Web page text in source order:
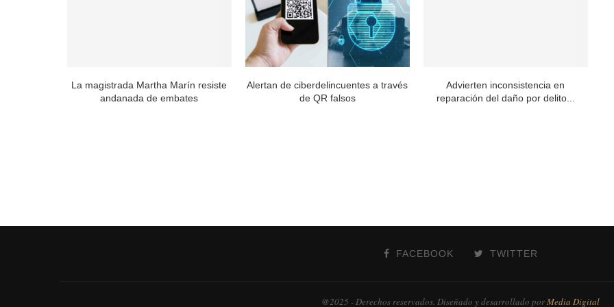
La magistrada Martha Marín resiste
andanada de embates
Alertan de ciberdelincuentes a través
de QR falsos
Advierten inconsistencia en
reparación del daño por delito...
FACEBOOK TWITTER
@2025 - Derechos reservados. Diseñado y desarrollado porMedia Digital